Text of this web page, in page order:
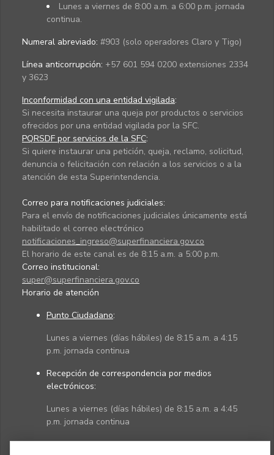
Lunes a viernes de 8:00 a.m. a 6:00 p.m. jornada
continua.
Numeral abreviado: #903 (solo operadores Claro y Tigo)
Línea anticorrupción: +57 601 594 0200 extensiones 2334
y 3623
Inconformidad con una entidad vigilada:
Si necesita instaurar una queja por productos o servicios
ofrecidos por una entidad vigilada por la SFC.
PQRSDF por servicios de la SFC:
Si quiere instaurar una petición, queja, reclamo, solicitud,
denuncia o felicitación con relación a los servicios o a la
atención de esta Superintendencia.
Correo para notificaciones judiciales:
Para el envío de notificaciones judiciales únicamente está
habilitado el correo electrónico
notificaciones_ingreso@superfinanciera.gov.co
El horario de este canal es de 8:15 a.m. a 5:00 p.m.
Correo institucional:
super@superfinanciera.gov.co
Horario de atención
Punto Ciudadano:
Lunes a viernes (días hábiles) de 8:15 a.m. a 4:15
p.m. jornada continua
Recepción de correspondencia por medios
electrónicos:
Lunes a viernes (días hábiles) de 8:15 a.m. a 4:45
p.m. jornada continua